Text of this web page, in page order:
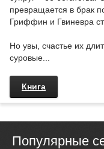
превращается в брак
Гриффин и Гвиневра
Но увы, счастье их
суровые...
Книга
Популярные